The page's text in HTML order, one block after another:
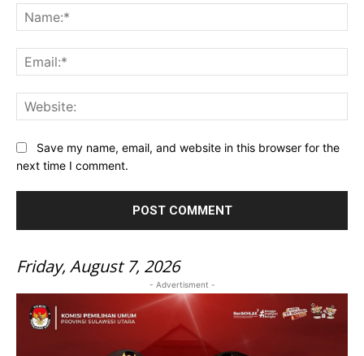
Save my name, email, and website in this browser for the
next time I comment.
Friday, August 7, 2026
- Advertisment -